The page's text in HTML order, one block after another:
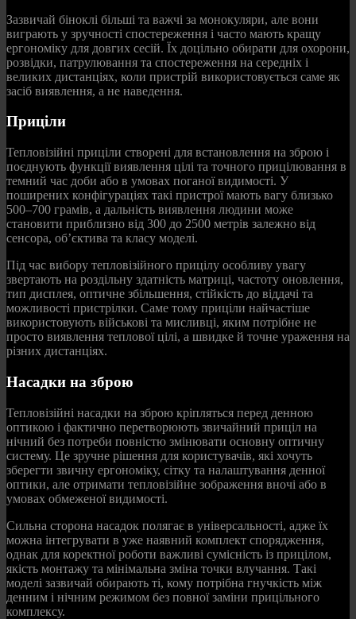
Зазвичай біноклі більші та важчі за монокуляри, але вони
виграють у зручності спостереження і часто мають кращу
ергономіку для довгих сесій. Їх доцільно обирати для охорони,
розвідки, патрулювання та спостереження на середніх і
великих дистанціях, коли пристрій використовується саме як
засіб виявлення, а не наведення.
Приціли
Тепловізійні приціли створені для встановлення на зброю і
поєднують функції виявлення цілі та точного прицілювання в
темний час доби або в умовах поганої видимості. У
поширених конфігураціях такі пристрої мають вагу близько
500–700 грамів, а дальність виявлення людини може
становити приблизно від 300 до 2500 метрів залежно від
сенсора, об’єктива та класу моделі.
Під час вибору тепловізійного прицілу особливу увагу
звертають на роздільну здатність матриці, частоту оновлення,
тип дисплея, оптичне збільшення, стійкість до віддачі та
можливості пристрілки. Саме тому приціли найчастіше
використовують військові та мисливці, яким потрібне не
просто виявлення теплової цілі, а швидке й точне ураження на
різних дистанціях.
Насадки на зброю
Тепловізійні насадки на зброю кріпляться перед денною
оптикою і фактично перетворюють звичайний приціл на
нічний без потреби повністю змінювати основну оптичну
систему. Це зручне рішення для користувачів, які хочуть
зберегти звичну ергономіку, сітку та налаштування денної
оптики, але отримати тепловізійне зображення вночі або в
умовах обмеженої видимості.
Сильна сторона насадок полягає в універсальності, адже їх
можна інтегрувати в уже наявний комплект спорядження,
однак для коректної роботи важливі сумісність із прицілом,
якість монтажу та мінімальна зміна точки влучання. Такі
моделі зазвичай обирають ті, кому потрібна гнучкість між
денним і нічним режимом без повної заміни прицільного
комплексу.